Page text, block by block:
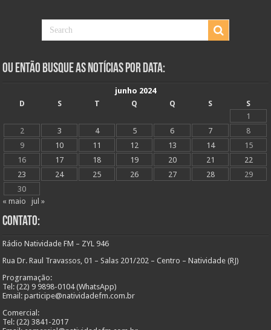
Ou Então Busque as Notícias Por Data:
junho 2024
D
S T Q Q S
S
1
2
3 4 5 6 7
8
9
10 11 12 13 14
15
16
17 18 19 20 21
22
23
24 25 26 27 28
29
30
« maio
jul »
Contato:
Rádio Natividade FM – ZYL 946
Rua Dr. Raul Travassos, 01 – Salas 201/202 – Centro – Natividade (RJ)
Programação:
Tel: (22) 9 9898-0104 (WhatsApp)
Email: participe@natividadefm.com.br
Comercial:
Tel: (22) 3841-2017